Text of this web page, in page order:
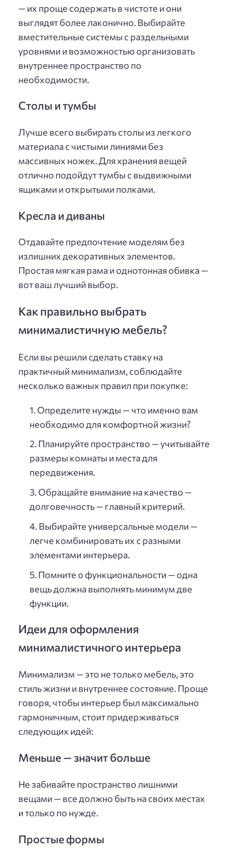
— их проще содержать в чистоте и они
выглядят более лаконично. Выбирайте
вместительные системы с раздельными
уровнями и возможностью организовать
внутреннее пространство по
необходимости.
Столы и тумбы
Лучше всего выбирать столы из легкого
материала с чистыми линиями без
массивных ножек. Для хранения вещей
отлично подойдут тумбы с выдвижными
ящиками и открытыми полками.
Кресла и диваны
Отдавайте предпочтение моделям без
излишних декоративных элементов.
Простая мягкая рама и однотонная обивка —
вот ваш лучший выбор.
Как правильно выбрать
минималистичную мебель?
Если вы решили сделать ставку на
практичный минимализм, соблюдайте
несколько важных правил при покупке:
Определите нужды — что именно вам
необходимо для комфортной жизни?
Планируйте пространство — учитывайте
размеры комнаты и места для
передвижения.
Обращайте внимание на качество —
долговечность — главный критерий.
Выбирайте универсальные модели —
легче комбинировать их с разными
элементами интерьера.
Помните о функциональности — одна
вещь должна выполнять минимум две
функции.
Идеи для оформления
минималистичного интерьера
Минимализм — это не только мебель, это
стиль жизни и внутреннее состояние. Проще
говоря, чтобы интерьер был максимально
гармоничным, стоит придерживаться
следующих идей:
Меньше — значит больше
Не забивайте пространство лишними
вещами — все должно быть на своих местах
и только по нужде.
Простые формы